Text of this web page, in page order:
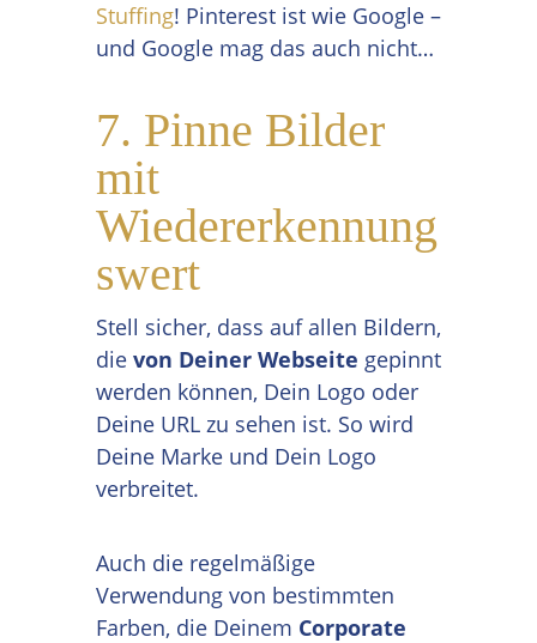
Stuffing! Pinterest ist wie Google –
und Google mag das auch nicht…
7. Pinne Bilder
mit
Wiedererkennung
swert
Stell sicher, dass auf allen Bildern,
die von Deiner Webseite gepinnt
werden können, Dein Logo oder
Deine URL zu sehen ist. So wird
Deine Marke und Dein Logo
verbreitet.
Auch die regelmäßige
Verwendung von bestimmten
Farben, die Deinem Corporate